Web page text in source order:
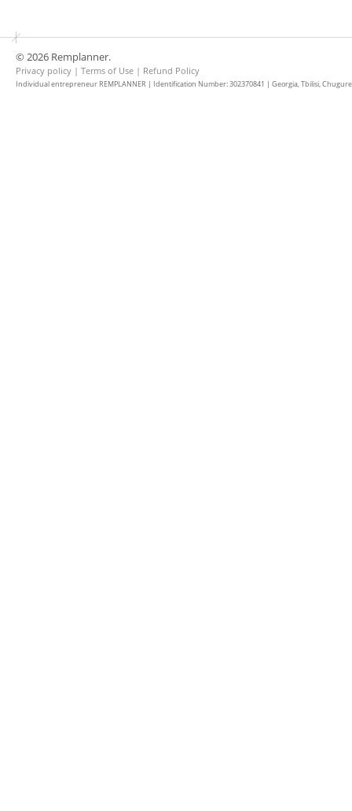
© 2026 Remplanner.
Privacy policy | Terms of Use | Refund Policy
Individual entrepreneur REMPLANNER | Identification Number: 302370841 | Georgia, Tbilisi,